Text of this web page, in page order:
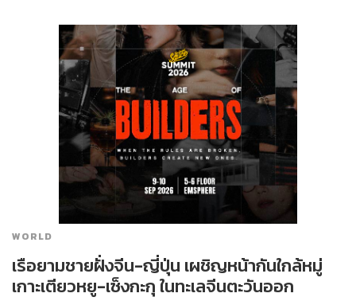
WORLD
เรือยามชายฝั่งจีน-ญี่ปุ่น เผชิญหน้ากันใกล้หมู่
เกาะเตียวหยู-เซ็งกะกุ ในทะเลจีนตะวันออก